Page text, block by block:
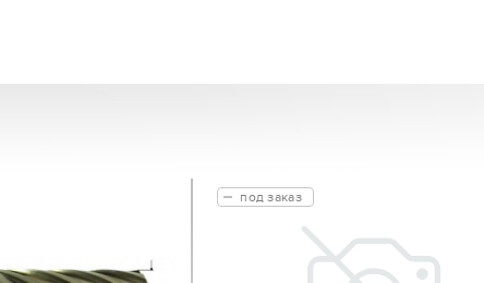
под заказ